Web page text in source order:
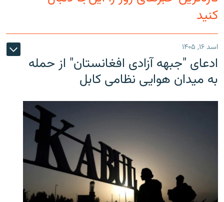
کنید
اسد ۱۶, ۱۴۰۵
ادعای "جبهه آزادی افغانستان" از حمله
به میدان هوایی نظامی کابل